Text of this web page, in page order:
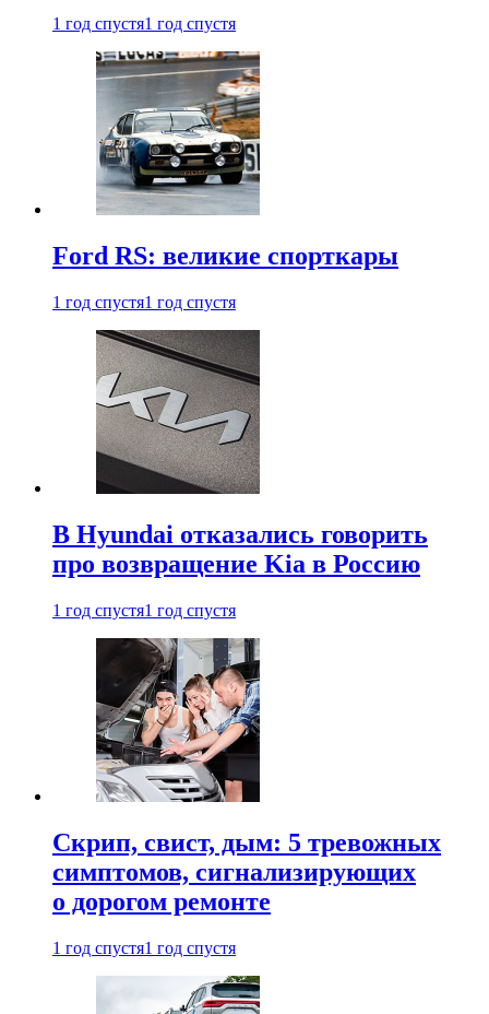
1 год спустя1 год спустя
Ford RS: великие спорткары
1 год спустя1 год спустя
В Hyundai отказались говорить
про возвращение Kia в Россию
1 год спустя1 год спустя
Скрип, свист, дым: 5 тревожных
симптомов, сигнализирующих
о дорогом ремонте
1 год спустя1 год спустя